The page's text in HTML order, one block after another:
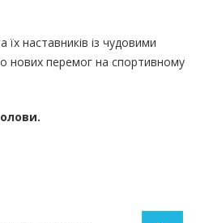
їх наставників із чудовими
нових перемог на спортивному